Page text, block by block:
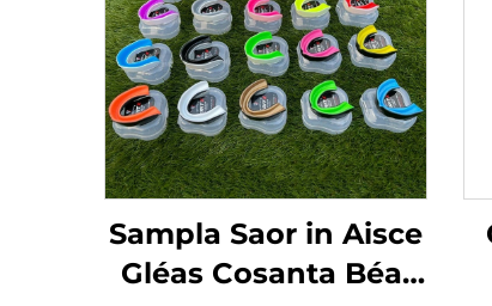
Sampla Saor in Aisce
Gléas Cosanta Béal